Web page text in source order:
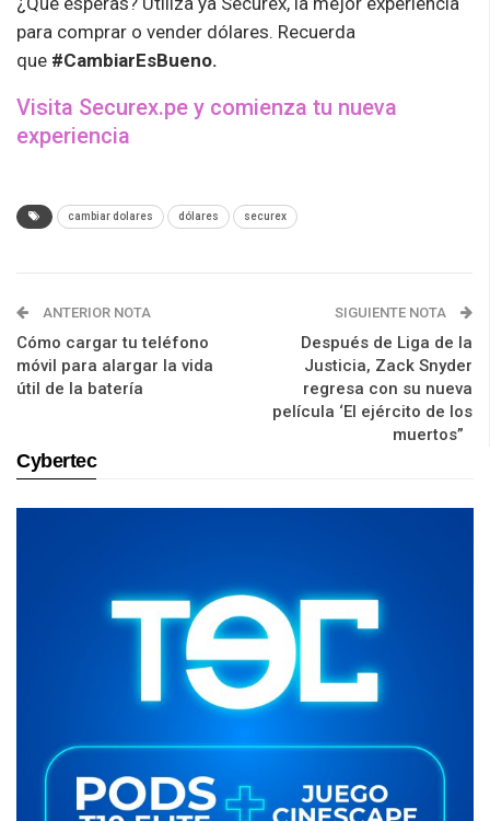
para comprar o vender dólares. Recuerda
que #CambiarEsBueno.
Visita Securex.pe y comienza tu nueva
experiencia
cambiar dolares dólares securex
ANTERIOR NOTA
Cómo cargar tu teléfono
móvil para alargar la vida
útil de la batería
SIGUIENTE NOTA
Después de Liga de la
Justicia, Zack Snyder
regresa con su nueva
película ‘El ejército de los
muertos”
Cybertec